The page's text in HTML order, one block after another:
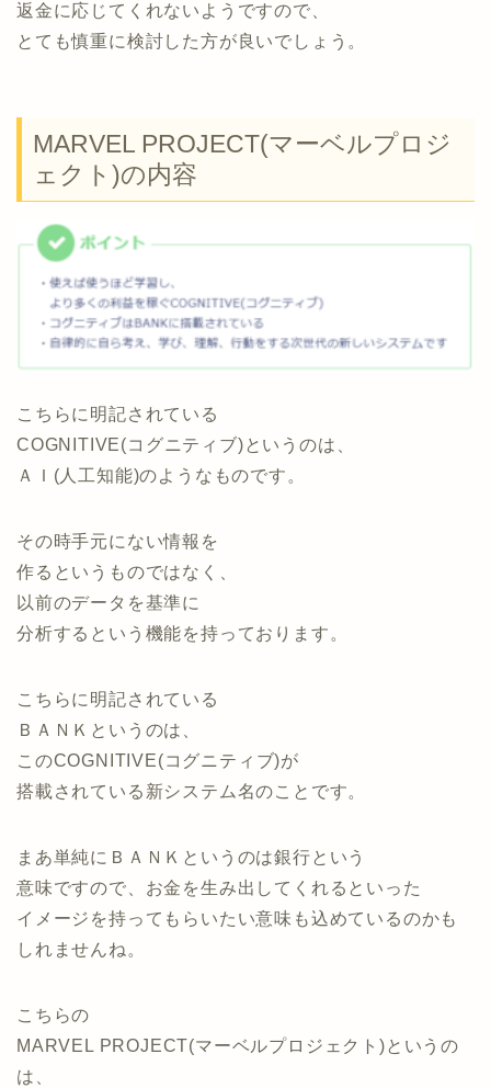
返金に応じてくれないようですので、
とても慎重に検討した方が良いでしょう。
MARVEL PROJECT(マーベルプロジ
ェクト)の内容
こちらに明記されている
COGNITIVE(コグニティブ)というのは、
ＡＩ(人工知能)のようなものです。
その時手元にない情報を
作るというものではなく、
以前のデータを基準に
分析するという機能を持っております。
こちらに明記されている
ＢＡＮＫというのは、
このCOGNITIVE(コグニティブ)が
搭載されている新システム名のことです。
まあ単純にＢＡＮＫというのは銀行という
意味ですので、お金を生み出してくれるといった
イメージを持ってもらいたい意味も込めているのかも
しれませんね。
こちらの
MARVEL PROJECT(マーベルプロジェクト)というの
は、